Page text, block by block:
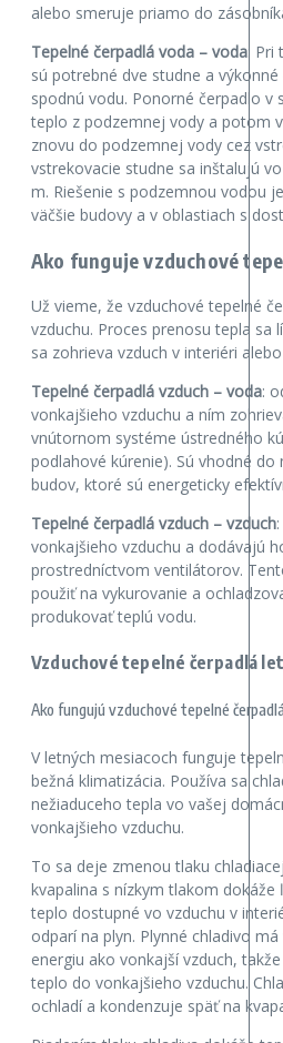
alebo smeruje priamo do
Tepelné čerpadlá voda – voda :
sú potrebné dve studne a
spodnú vodu. Ponorné čerpadlo v
teplo z podzemnej vody a potom
znovu do podzemnej vody cez
vstrekovacie studne sa inštalujú
m. Riešenie s podzemnou vodou
väčšie budovy a v oblastiach s
Ako funguje vzduchové
Už vieme, že vzduchové tepelné
vzduchu. Proces prenosu tepla sa
sa zohrieva vzduch v interiéri
Tepelné čerpadlá vzduch – voda:
vonkajšieho vzduchu a ním
vnútornom systéme ústredného
podlahové kúrenie). Sú vhodné
budov, ktoré sú energeticky
Tepelné čerpadlá vzduch – vzduch
vonkajšieho vzduchu a dodávajú
prostredníctvom ventilátorov.
použiť na vykurovanie a
produkovať teplú vodu.
Vzduchové tepelné čerpadlá
Ako fungujú vzduchové tepelné
V letných mesiacoch funguje
bežná klimatizácia. Používa sa
nežiaduceho tepla vo vašej
vonkajšieho vzduchu.
To sa deje zmenou tlaku
kvapalina s nízkym tlakom
teplo dostupné vo vzduchu v
odparí na plyn. Plynné chladivo
energiu ako vonkajší vzduch,
teplo do vonkajšieho vzduchu.
ochladí a kondenzuje späť na